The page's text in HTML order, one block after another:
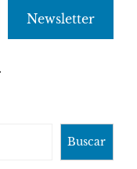
Newsletter
Buscar